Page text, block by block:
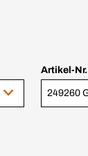
Artikel-Nr.